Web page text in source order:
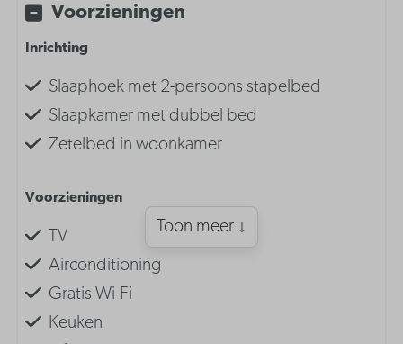
Voorzieningen
Inrichting
Slaaphoek met 2-persoons stapelbed
Slaapkamer met dubbel bed
Zetelbed in woonkamer
Voorzieningen
TV
Airconditioning
Gratis Wi-Fi
Keuken
Toon meer ↓